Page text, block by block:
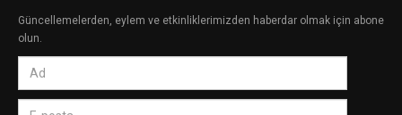
Güncellemelerden, eylem ve etkinliklerimizden haberdar olmak için abone
olun.